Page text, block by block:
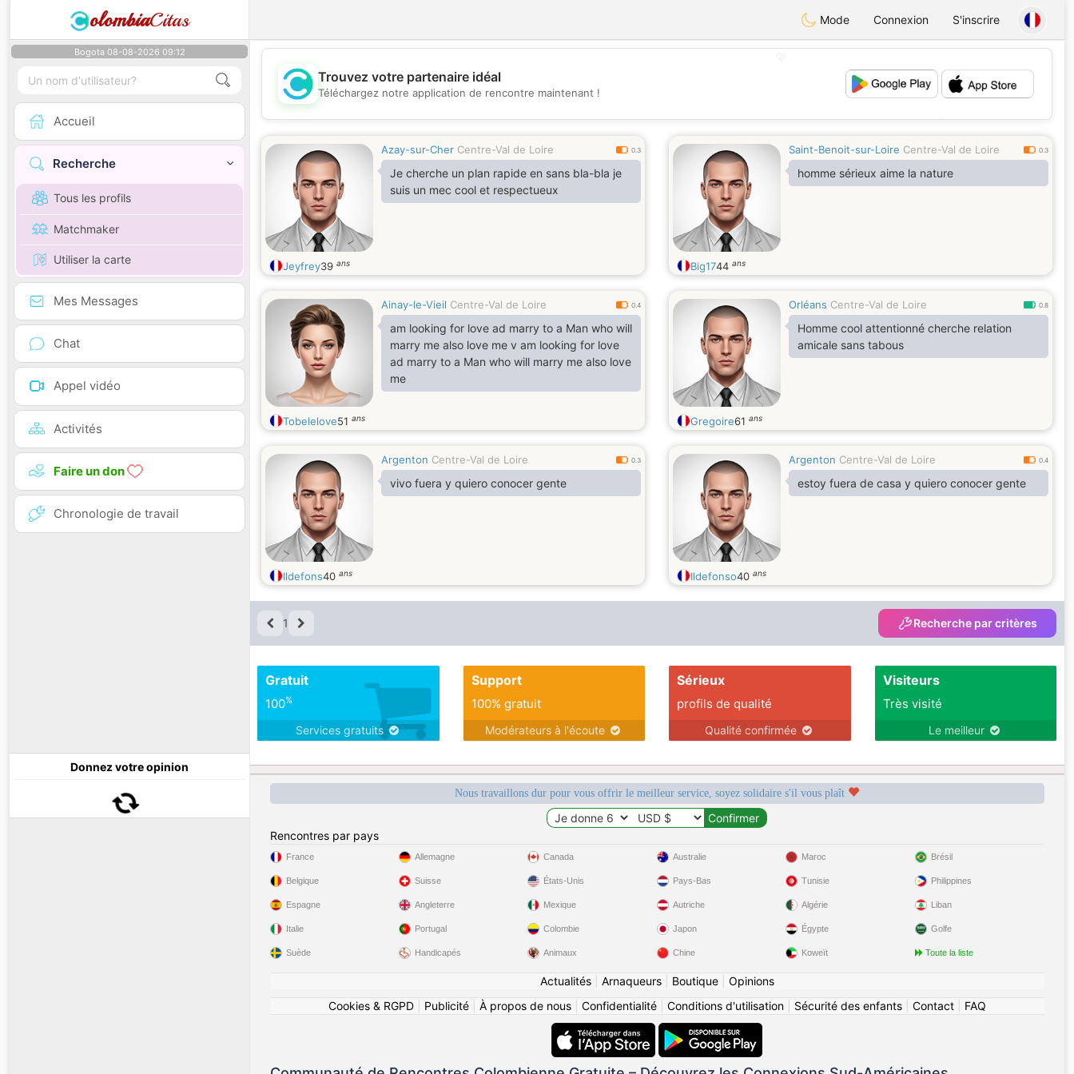
olombiaCitas Mode Connexion S'inscrire
Bogota 08-08-2026 09:12
Accueil
Recherche
Tous les profils
Matchmaker
Utiliser la carte
Mes Messages
Chat
Appel vidéo
Activités
Faire un don
Chronologie de travail
Donnez votre opinion
💖
💕
Trouvez votre partenaire idéal
Téléchargez notre application de rencontre maintenant !
Azay-sur-Cher Centre-Val de Loire 0.3
Je cherche un plan rapide en sans bla-bla je
suis un mec cool et respectueux
Jeyfrey39 ans
Saint-Benoit-sur-Loire Centre-Val de Loire 0.3
homme sérieux aime la nature
Big1744 ans
Ainay-le-Vieil Centre-Val de Loire 0.4
am looking for love ad marry to a Man who will
marry me also love me v am looking for love
ad marry to a Man who will marry me also love
me
Tobelelove51 ans
Orléans Centre-Val de Loire 0.8
Homme cool attentionné cherche relation
amicale sans tabous
Gregoire61 ans
Argenton Centre-Val de Loire 0.3
vivo fuera y quiero conocer gente
Ildefons40 ans
Argenton Centre-Val de Loire 0.4
estoy fuera de casa y quiero conocer gente
Ildefonso40 ans
1 Recherche par critères
Gratuit
100%
Services gratuits
Support
100% gratuit
Modérateurs à l'écoute
Sérieux
profils de qualité
Qualité confirmée
Visiteurs
Très visité
Le meilleur
Nous travaillons dur pour vous offrir le meilleur service, soyez solidaire s'il vous plaît
Rencontres par pays
France
Belgique
Espagne
Italie
Suède
Allemagne
Suisse
Angleterre
Portugal
Handicapés
Canada
États-Unis
Mexique
Colombie
Animaux
Australie
Pays-Bas
Autriche
Japon
Chine
Maroc
Tunisie
Algérie
Égypte
Koweït
Brésil
Philippines
Liban
Golfe
Toute la liste
Actualités| Arnaqueurs| Boutique| Opinions
Cookies & RGPD| Publicité| À propos de nous| Confidentialité| Conditions d'utilisation| Sécurité des enfants| Contact| FAQ